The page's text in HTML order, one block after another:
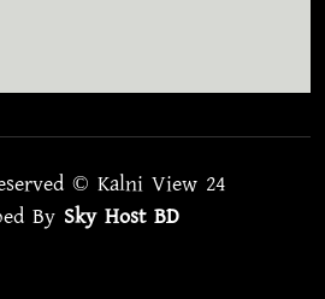
© Kalni View 24
By Sky Host BD